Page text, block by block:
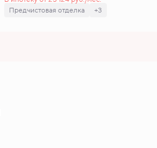
Предчистовая отделка
+3